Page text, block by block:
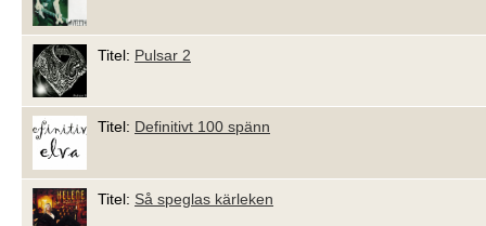
Titel: Pulsar 2
Titel: Definitivt 100 spänn
Titel: Så speglas kärleken